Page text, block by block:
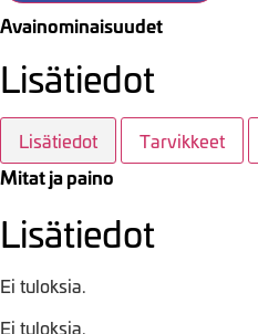
Avainominaisuudet
Lisätiedot
Lisätiedot Tarvikkeet
Mitat ja paino
Lisätiedot
Ei tuloksia.
Ei tuloksia.